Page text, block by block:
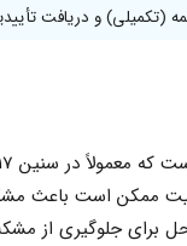
(تکمیلی) و دریافت
است باعث
برای جلوگیری از